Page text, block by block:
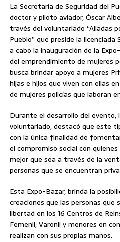
La Secretaría de Seguridad del
doctor y piloto aviador, Óscar
través del voluntariado “Aliadas
Pueblo” que preside la licenciada
a cabo la inauguración de la
del emprendimiento de mujeres
busca brindar apoyo a mujeres
hijas e hijos que viven con ellas
de mujeres policías que laboran
Durante el desarrollo del evento,
voluntariado, destacó que este
con la única finalidad de
el compromiso social con
mejor que sea a través de la
personas que se encuentran
Esta Expo-Bazar, brinda la
creaciones que las personas que
libertad en los 16 Centros de
Femenil, Varonil y menores en
realizan con sus propias manos.